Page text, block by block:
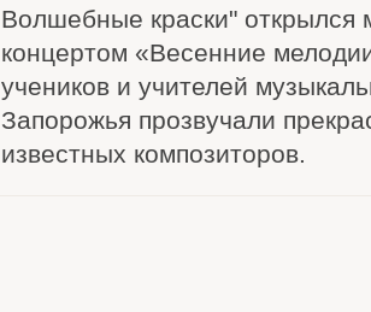
Волшебные краски" открылся
концертом «Весенние
учеников и учителей
Запорожья прозвучали
известных композиторов.